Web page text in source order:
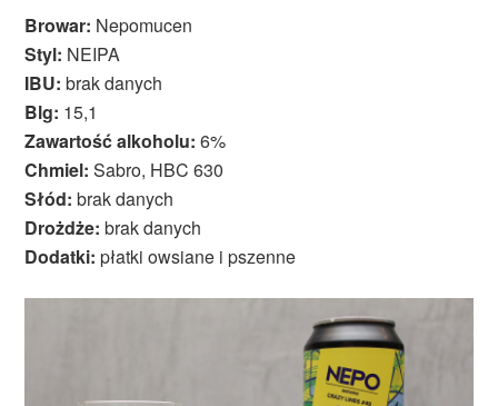
Browar: Nepomucen
Styl: NEIPA
IBU: brak danych
Blg: 15,1
Zawartość alkoholu: 6%
Chmiel: Sabro, HBC 630
Słód: brak danych
Drożdże: brak danych
Dodatki: płatki owsiane i pszenne